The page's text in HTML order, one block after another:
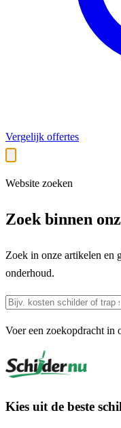
Vergelijk offertes
Website zoeken
Zoek binnen
Zoek in onze artikelen en
onderhoud.
Zoekterm
Voer een zoekopdracht in
Kies uit de beste